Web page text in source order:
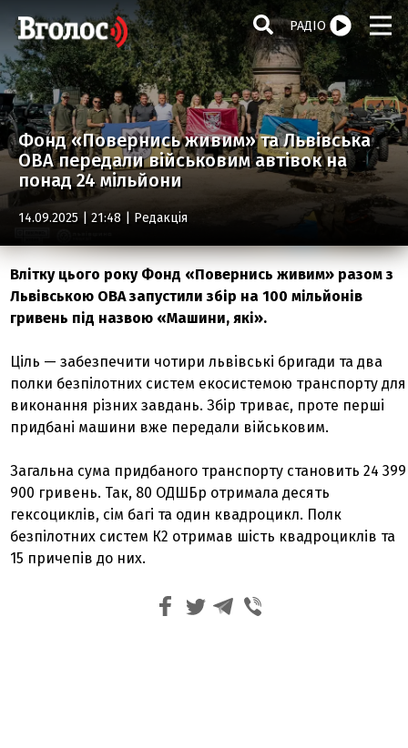
РАДІО
Фонд «Повернись живим» та Львівська
ОВА передали військовим автівок на
понад 24 мільйони
14.09.2025 | 21:48 | Редакція
Влітку цього року Фонд «Повернись живим» разом з
Львівською ОВА запустили збір на 100 мільйонів
гривень під назвою «Машини, які».
Ціль — забезпечити чотири львівські бригади та два
полки безпілотних систем екосистемою транспорту для
виконання різних завдань. Збір триває, проте перші
придбані машини вже передали військовим.
Загальна сума придбаного транспорту становить 24 399
900 гривень. Так, 80 ОДШБр отримала десять
гексоциклів, сім багі та один квадроцикл. Полк
безпілотних систем К2 отримав шість квадроциклів та
15 причепів до них.